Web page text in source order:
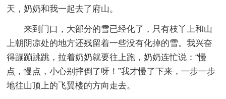
天，奶奶和我一起去了府山。
来到门口，大部分的雪已经化了，只有枝丫上和山
上朝阴凉处的地方还残留着一些没有化掉的雪。我兴奋
得蹦蹦跳跳，拉着奶奶就要往上跑，奶奶连忙说：“慢
点，慢点，小心别摔倒了呀！”我才慢了下来，一步一步
地往山顶上的飞翼楼的方向走去。